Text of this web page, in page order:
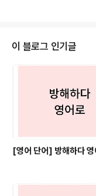
영어로 표현할 때 사용하는
도록 하겠습니다. 1.
ement'는 계획이나 아이디
t)'라는 뜻으로도 쓰이는데요.
이 블로그 인기글
[영어 단어] 방해하다